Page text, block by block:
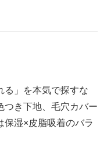
る」を本気で探すな
つき下地、毛穴カバー
保湿×皮脂吸着のバラ